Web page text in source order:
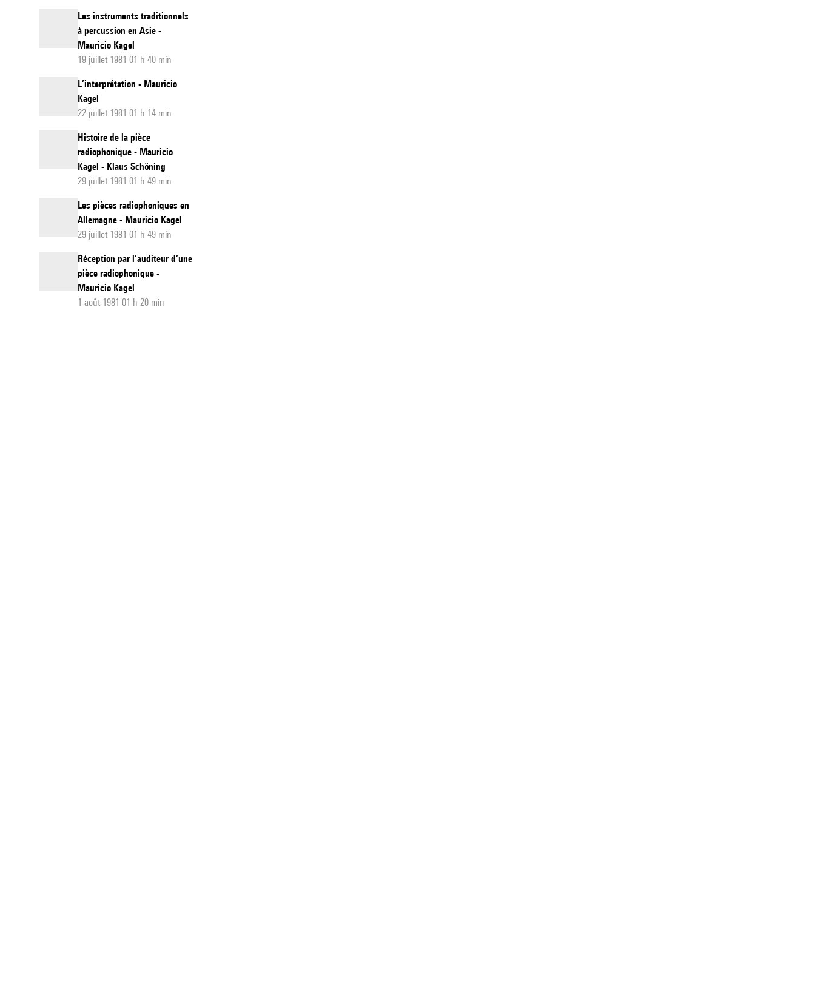
Les instruments traditionnels
à percussion en Asie -
Mauricio Kagel
19 juillet 1981 01 h 40 min
L’interprétation - Mauricio
Kagel
22 juillet 1981 01 h 14 min
Histoire de la pièce
radiophonique - Mauricio
Kagel - Klaus Schöning
29 juillet 1981 01 h 49 min
Les pièces radiophoniques en
Allemagne - Mauricio Kagel
29 juillet 1981 01 h 49 min
Réception par l’auditeur d’une
pièce radiophonique -
Mauricio Kagel
1 août 1981 01 h 20 min